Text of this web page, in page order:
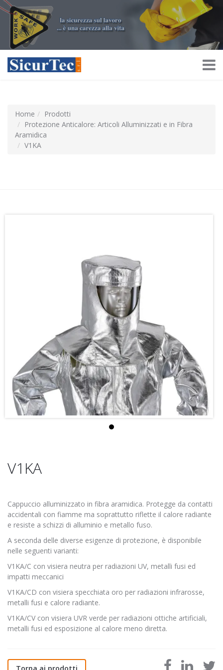
Home
Prodotti
Protezione Anticalore: Articoli Alluminizzati e in Fibra
Aramidica
V1KA
V1KA
Cappuccio alluminizzato in fibra aramidica. Protegge da contatti
accidentali con fiamme ma soprattutto riflette il calore radiante
e resiste a schizzi di alluminio e metallo fuso.
A seconda delle diverse esigenze di protezione, è disponibile
nelle seguenti varianti:
V1KA/C con visiera neutra per radiazioni UV, metalli fusi ed
impatti meccanici
V1KA/CD con visiera specchiata oro per radiazioni infrarosse,
metalli fusi e calore radiante.
V1KA/CV con visiera UVR verde per radiazioni ottiche artificiali,
metalli fusi ed esposizione al calore meno diretta.